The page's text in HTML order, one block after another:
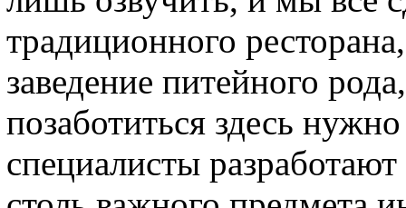
традиционного
заведение питейного
позаботиться здесь
специалисты